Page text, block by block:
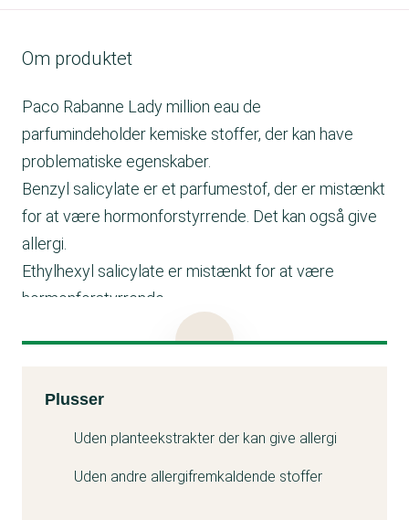
Om produktet
Paco Rabanne Lady million eau de
parfumindeholder kemiske stoffer, der kan have
problematiske egenskaber.
Benzyl salicylate er et parfumestof, der er mistænkt
for at være hormonforstyrrende. Det kan også give
allergi.
Ethylhexyl salicylate er mistænkt for at være
hormonforstyrrende.
Parfume kan give allergi.
Alpha-isomethyl ionone, Hydroxycitronellal, Hexyl
cinnamal, Linalool, Coumarin, Citronellol, Geraniol,
parfumestoffer, der kan give allergi.
Kemitest
Plusser
Uden planteekstrakter der kan give allergi
Uden andre allergifremkaldende stoffer